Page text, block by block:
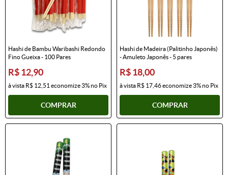
Hashi de Bambu Waribashi Redondo
Fino Gueixa - 100 Pares
R$ 12,90
à vista R$ 12,51 economize3%no Pix
COMPRAR
Hashi de Madeira (Palitinho Japonês)
- Amuleto Japonês - 5 pares
R$ 18,00
à vista R$ 17,46economize3%no Pix
COMPRAR